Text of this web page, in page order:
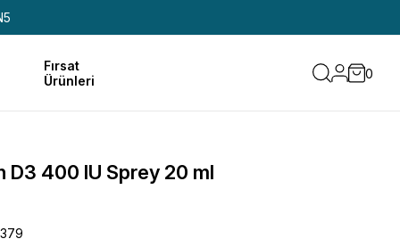
Fırsat
Ürünleri
0
D3 400 lU Sprey 20 ml